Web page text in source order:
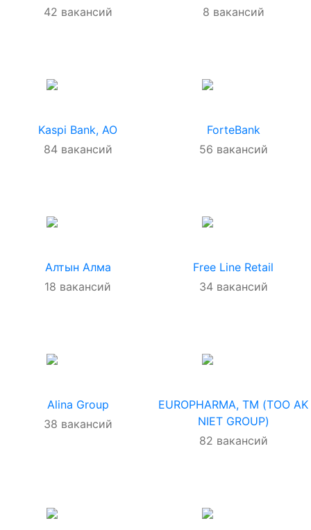
42 вакансий
8 вакансий
Kaspi Bank, АО
84 вакансий
ForteBank
56 вакансий
Алтын Алма
18 вакансий
Free Line Retail
34 вакансий
Alina Group
38 вакансий
EUROPHARMA, ТМ (ТОО AK
NIET GROUP)
82 вакансий